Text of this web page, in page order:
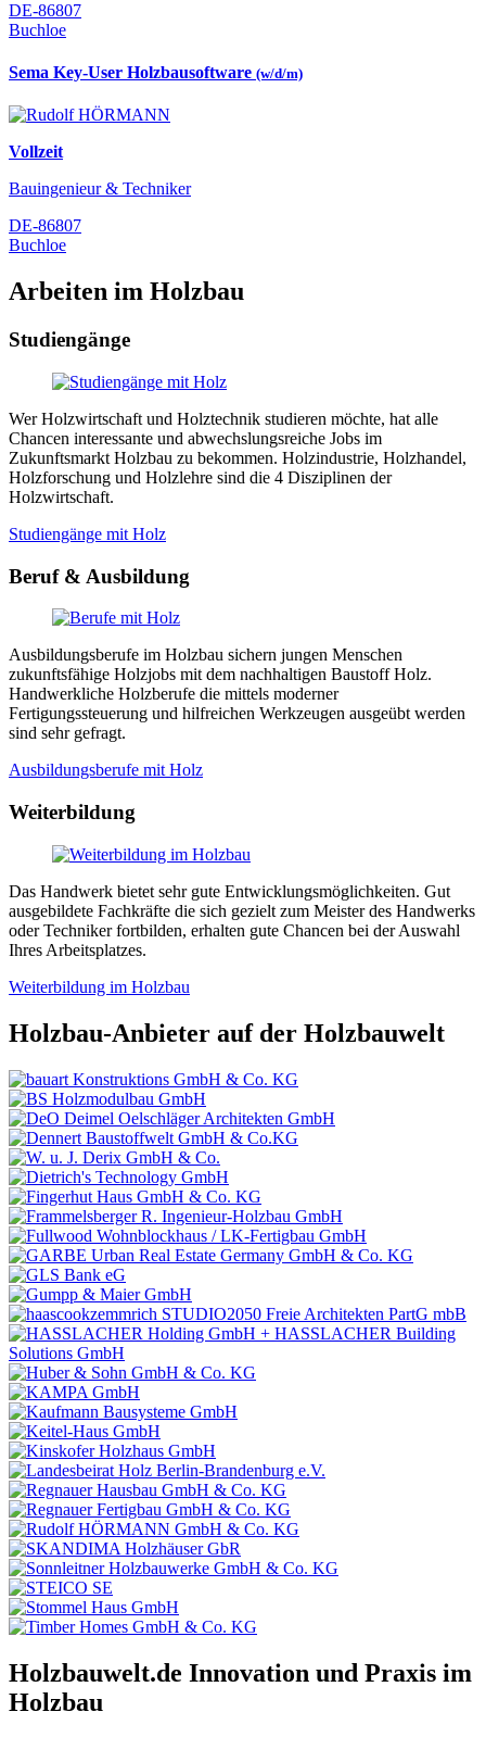
DE-86807
Buchloe
Sema Key-User Holzbausoftware (w/d/m)
Vollzeit
Bauingenieur & Techniker
DE-86807
Buchloe
Arbeiten im Holzbau
Studiengänge
Wer Holzwirtschaft und Holztechnik studieren möchte, hat alle
Chancen interessante und abwechslungsreiche Jobs im
Zukunftsmarkt Holzbau zu bekommen. Holzindustrie, Holzhandel,
Holzforschung und Holzlehre sind die 4 Disziplinen der
Holzwirtschaft.
Studiengänge mit Holz
Beruf & Ausbildung
Ausbildungsberufe im Holzbau sichern jungen Menschen
zukunftsfähige Holzjobs mit dem nachhaltigen Baustoff Holz.
Handwerkliche Holzberufe die mittels moderner
Fertigungssteuerung und hilfreichen Werkzeugen ausgeübt werden
sind sehr gefragt.
Ausbildungsberufe mit Holz
Weiterbildung
Das Handwerk bietet sehr gute Entwicklungsmöglichkeiten. Gut
ausgebildete Fachkräfte die sich gezielt zum Meister des Handwerks
oder Techniker fortbilden, erhalten gute Chancen bei der Auswahl
Ihres Arbeitsplatzes.
Weiterbildung im Holzbau
Holzbau-Anbieter auf der Holzbauwelt
Holzbauwelt.de Innovation und Praxis im
Holzbau